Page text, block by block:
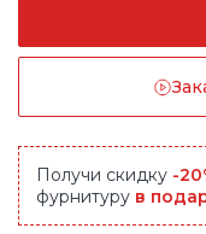
Получи скидку -
фурнитуру в